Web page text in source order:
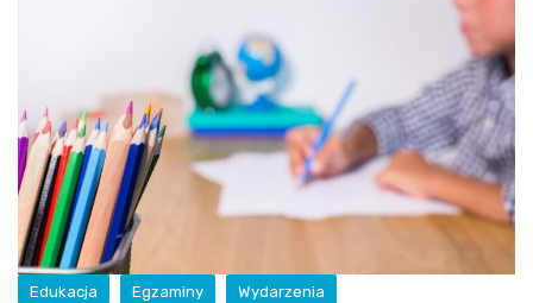
Edukacja Egzaminy Wydarzenia